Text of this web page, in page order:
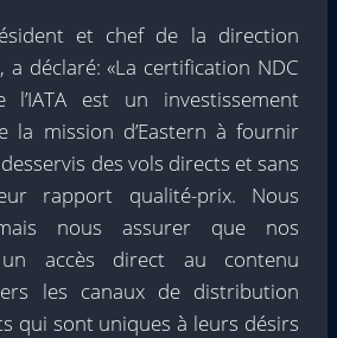
et chef de la direction
a déclaré: «La certification NDC
est un investissement
la mission d’Eastern à fournir
des vols directs et sans
rapport qualité-prix. Nous
nous assurer que nos
accès direct au contenu
les canaux de distribution
qui sont uniques à leurs désirs